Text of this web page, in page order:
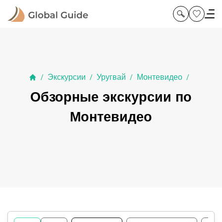
/ Экскурсии / Уругвай / Монтевидео /
Обзорные экскурсии по
Монтевидео